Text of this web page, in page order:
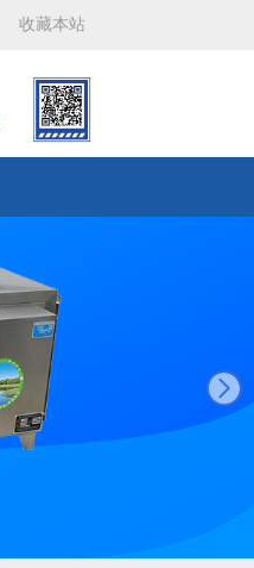
收藏本站